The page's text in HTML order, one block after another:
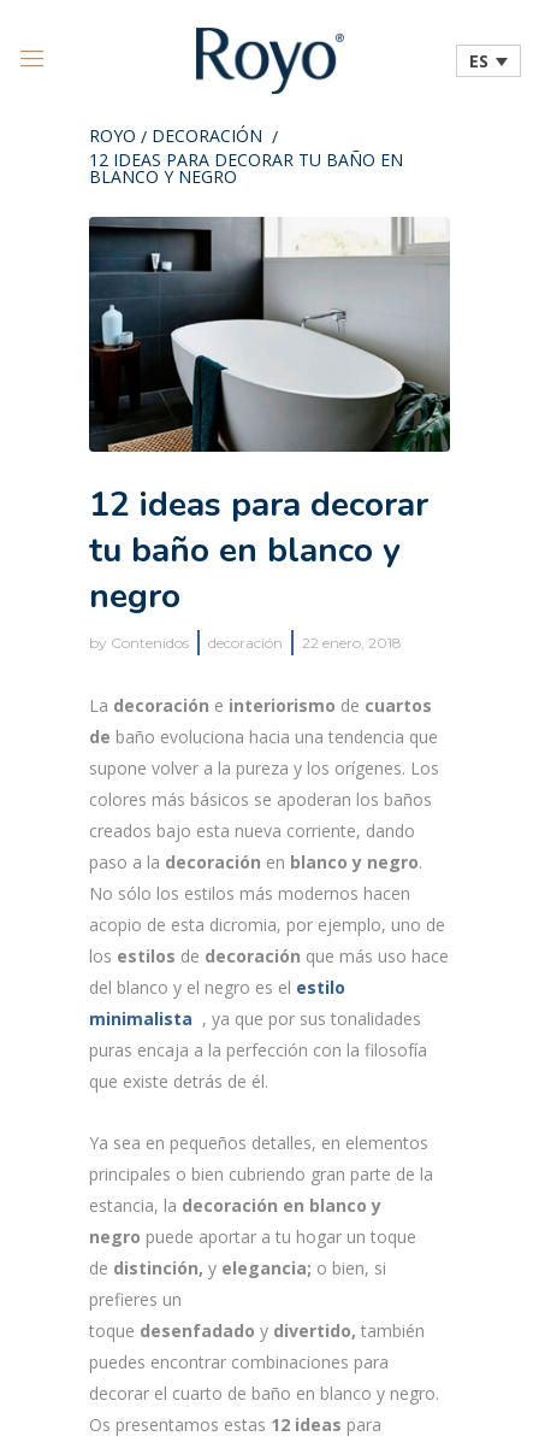
ES
ROYO / DECORACIÓN /
12 IDEAS PARA DECORAR TU BAÑO EN
BLANCO Y NEGRO
12 ideas para decorar
tu baño en blanco y
negro
by Contenidos decoración 22 enero, 2018
La decoración e interiorismo de cuartos
de baño evoluciona hacia una tendencia que
supone volver a la pureza y los orígenes. Los
colores más básicos se apoderan los baños
creados bajo esta nueva corriente, dando
paso a la decoración en blanco y negro.
No sólo los estilos más modernos hacen
acopio de esta dicromia, por ejemplo, uno de
los estilos de decoración que más uso hace
del blanco y el negro es el estilo
minimalista , ya que por sus tonalidades
puras encaja a la perfección con la filosofía
que existe detrás de él.
Ya sea en pequeños detalles, en elementos
principales o bien cubriendo gran parte de la
estancia, la decoración en blanco y
negro puede aportar a tu hogar un toque
de distinción, y elegancia; o bien, si
prefieres un
toque desenfadado y divertido, también
puedes encontrar combinaciones para
decorar el cuarto de baño en blanco y negro.
Os presentamos estas 12 ideas para